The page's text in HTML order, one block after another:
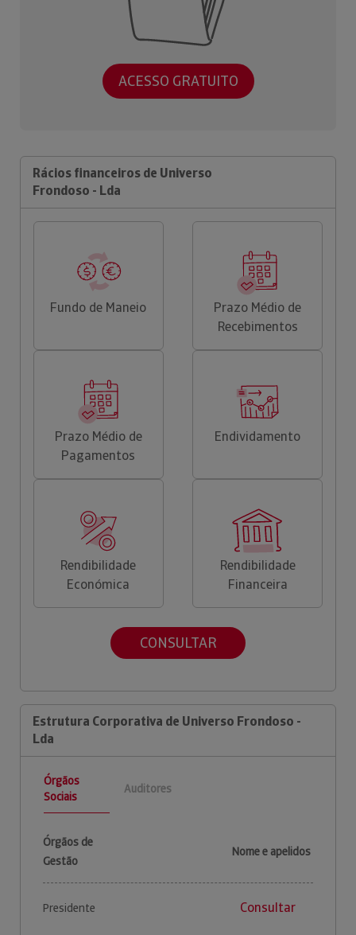
ACESSO GRATUITO
Rácios financeiros de Universo
Frondoso - Lda
Fundo de Maneio
Prazo Médio de
Recebimentos
Prazo Médio de
Pagamentos
Endividamento
Rendibilidade
Económica
Rendibilidade
Financeira
CONSULTAR
Estrutura Corporativa de Universo Frondoso -
Lda
Órgãos
Sociais
Auditores
Órgãos de
Gestão
Nome e apelidos
Presidente Consultar